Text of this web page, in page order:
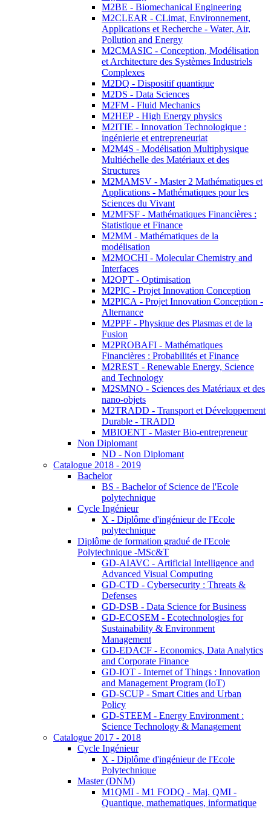
M2BE - Biomechanical Engineering
M2CLEAR - CLimat, Environnement,
Applications et Recherche - Water, Air,
Pollution and Energy
M2CMASIC - Conception, Modélisation
et Architecture des Systèmes Industriels
Complexes
M2DQ - Dispositif quantique
M2DS - Data Sciences
M2FM - Fluid Mechanics
M2HEP - High Energy physics
M2ITIE - Innovation Technologique :
ingénierie et entrepreneuriat
M2M4S - Modélisation Multiphysique
Multiéchelle des Matériaux et des
Structures
M2MAMSV - Master 2 Mathématiques et
Applications - Mathématiques pour les
Sciences du Vivant
M2MFSF - Mathématiques Financières :
Statistique et Finance
M2MM - Mathématiques de la
modélisation
M2MOCHI - Molecular Chemistry and
Interfaces
M2OPT - Optimisation
M2PIC - Projet Innovation Conception
M2PICA - Projet Innovation Conception -
Alternance
M2PPF - Physique des Plasmas et de la
Fusion
M2PROBAFI - Mathématiques
Financières : Probabilités et Finance
M2REST - Renewable Energy, Science
and Technology
M2SMNO - Sciences des Matériaux et des
nano-objets
M2TRADD - Transport et Développement
Durable - TRADD
MBIOENT - Master Bio-entrepreneur
Non Diplomant
ND - Non Diplomant
Catalogue 2018 - 2019
Bachelor
BS - Bachelor of Science de l'Ecole
polytechnique
Cycle Ingénieur
X - Diplôme d'ingénieur de l'Ecole
polytechnique
Diplôme de formation gradué de l'Ecole
Polytechnique -MSc&T
GD-AIAVC - Artificial Intelligence and
Advanced Visual Computing
GD-CTD - Cybersecurity : Threats &
Defenses
GD-DSB - Data Science for Business
GD-ECOSEM - Ecotechnologies for
Sustainability & Environment
Management
GD-EDACF - Economics, Data Analytics
and Corporate Finance
GD-IOT - Internet of Things : Innovation
and Management Program (IoT)
GD-SCUP - Smart Cities and Urban
Policy
GD-STEEM - Energy Environment :
Science Technology & Management
Catalogue 2017 - 2018
Cycle Ingénieur
X - Diplôme d'ingénieur de l'Ecole
Polytechnique
Master (DNM)
M1QMI - M1 FODQ - Maj. QMI -
Quantique, mathematiques, informatique